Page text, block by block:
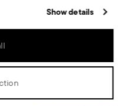
Show details